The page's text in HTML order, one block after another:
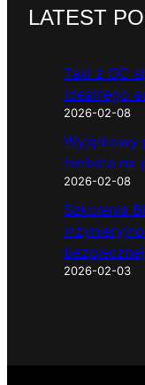
LATEST
Taxi z OC
idealnego
2026-02-08
Wyjątkowy
herbata na
2026-02-08
Szkolenia
2026-02-03